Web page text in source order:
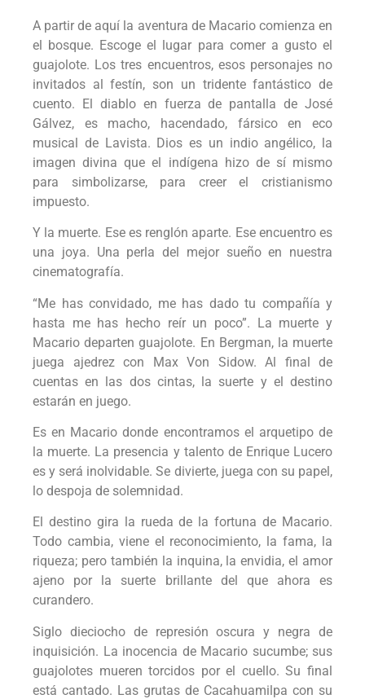
A partir de aquí la aventura de Macario comienza en
el bosque. Escoge el lugar para comer a gusto el
guajolote. Los tres encuentros, esos personajes no
invitados al festín, son un tridente fantástico de
cuento. El diablo en fuerza de pantalla de José
Gálvez, es macho, hacendado, fársico en eco
musical de Lavista. Dios es un indio angélico, la
imagen divina que el indígena hizo de sí mismo
para simbolizarse, para creer el cristianismo
impuesto.
Y la muerte. Ese es renglón aparte. Ese encuentro es
una joya. Una perla del mejor sueño en nuestra
cinematografía.
“Me has convidado, me has dado tu compañía y
hasta me has hecho reír un poco”. La muerte y
Macario departen guajolote. En Bergman, la muerte
juega ajedrez con Max Von Sidow. Al final de
cuentas en las dos cintas, la suerte y el destino
estarán en juego.
Es en Macario donde encontramos el arquetipo de
la muerte. La presencia y talento de Enrique Lucero
es y será inolvidable. Se divierte, juega con su papel,
lo despoja de solemnidad.
El destino gira la rueda de la fortuna de Macario.
Todo cambia, viene el reconocimiento, la fama, la
riqueza; pero también la inquina, la envidia, el amor
ajeno por la suerte brillante del que ahora es
curandero.
Siglo dieciocho de represión oscura y negra de
inquisición. La inocencia de Macario sucumbe; sus
guajolotes mueren torcidos por el cuello. Su final
está cantado. Las grutas de Cacahuamilpa con su